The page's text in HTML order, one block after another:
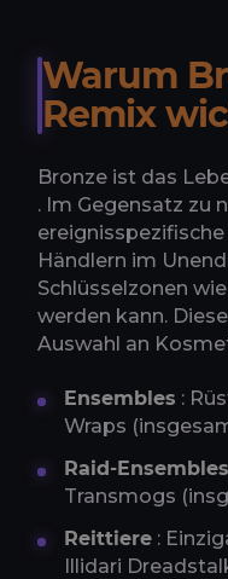
Warum
Remix
Bronze ist das
. Im Gegensatz zu
Händlern im
Schlüsselzonen
werden kann.
Auswahl an
Ensembles :
Wraps
Raid-Ensembles
Transmogs
Reittiere :
Illidari